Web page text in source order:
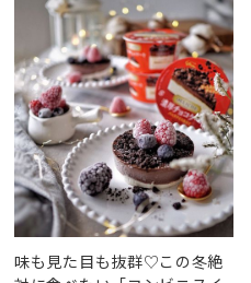
味も見た目も抜群♡この冬絶